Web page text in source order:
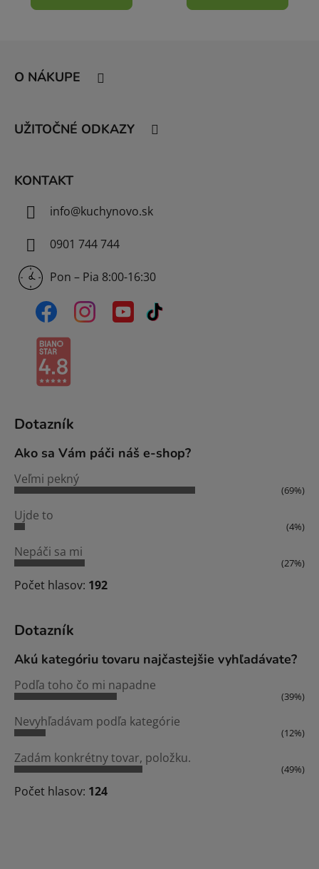
O NÁKUPE
UŽITOČNÉ ODKAZY
KONTAKT
info@kuchynovo.sk
0901 744 744
Pon – Pia 8:00-16:30
Dotazník
Ako sa Vám páči náš e-shop?
Veľmi pekný
(69%)
Ujde to
(4%)
Nepáči sa mi
(27%)
Počet hlasov: 192
Dotazník
Akú kategóriu tovaru najčastejšie vyhľadávate?
Podľa toho čo mi napadne
(39%)
Nevyhľadávam podľa kategórie
(12%)
Zadám konkrétny tovar, položku.
(49%)
Počet hlasov: 124